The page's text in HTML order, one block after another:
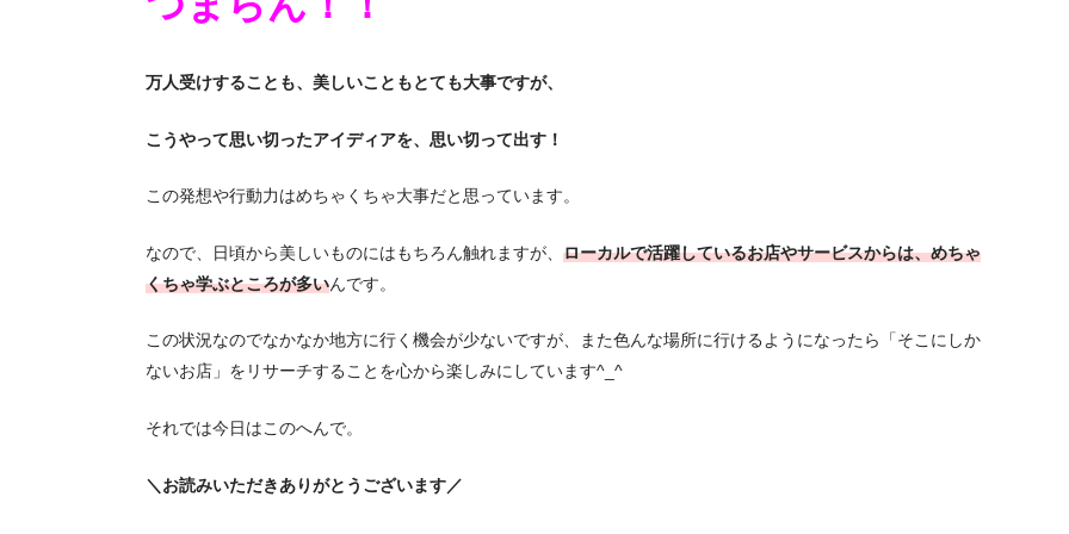
万人受けすることも、美しいこともとても大事ですが、
こうやって思い切ったアイディアを、思い切って出す！
この発想や行動力はめちゃくちゃ大事だと思っています。
なので、日頃から美しいものにはもちろん触れますが、 ローカルで活躍しているお店やサービスからは、めちゃ
くちゃ学ぶところが多いんです。
この状況なのでなかなか地方に行く機会が少ないですが、また色んな場所に行けるようになったら「そこにしか
ないお店」をリサーチすることを心から楽しみにしています^_^
それでは今日はこのへんで。
＼お読みいただきありがとうございます／